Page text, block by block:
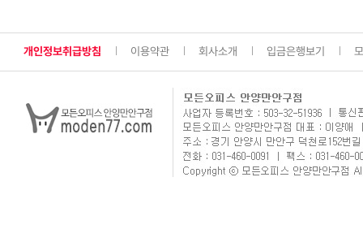
개인정보취급방침 이용약관 회사소개 입금은행보기